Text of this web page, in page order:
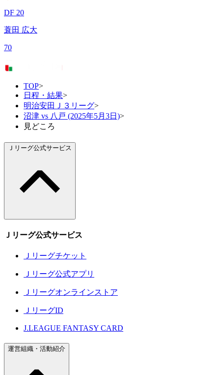
DF 20
蓑田 広大
70
TOP>
日程・結果>
明治安田Ｊ３リーグ>
沼津 vs 八戸 (2025年5月3日)>
見どころ
Ｊリーグ公式サービス
Ｊリーグ公式サービス
Ｊリーグチケット
Ｊリーグ公式アプリ
Ｊリーグオンラインストア
ＪリーグID
J.LEAGUE FANTASY CARD
運営組織・活動紹介